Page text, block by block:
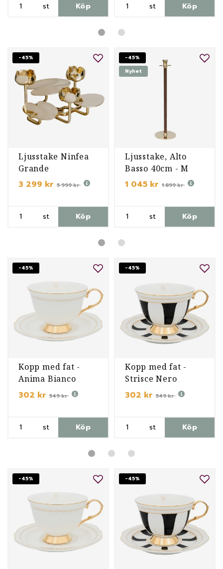
st Köp st Köp
-45%
Ljusstake Ninfea
Grande
3 299 kr 5 999 kr
st Köp
-45%
Nyhet
Ljusstake, Alto
Basso 40cm - M
1 045 kr 1 899 kr
st Köp
-45%
Kopp med fat -
Anima Bianco
302 kr 549 kr
st Köp
-45%
Kopp med fat -
Strisce Nero
302 kr 549 kr
st Köp
-45% -45%